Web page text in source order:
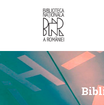
DESPRE NOI
PERMISUL
BIBLIOTECĂ